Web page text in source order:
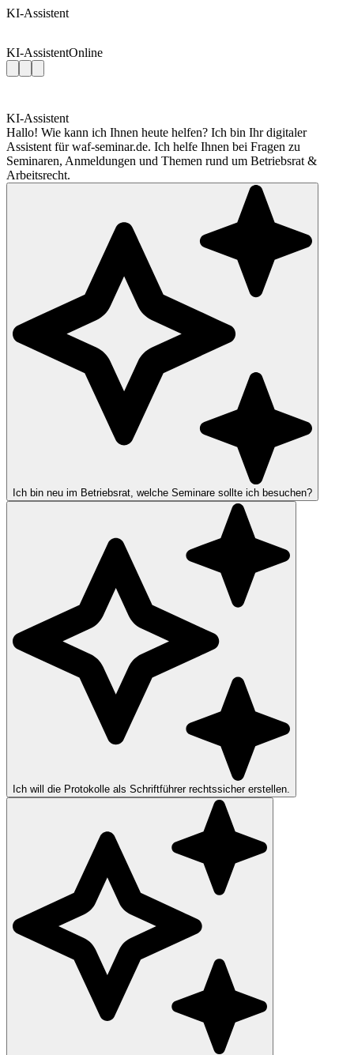
KI-Assistent
KI-AssistentOnline
KI-Assistent
Hallo! Wie kann ich Ihnen heute helfen? Ich bin Ihr digitaler
Assistent für waf-seminar.de. Ich helfe Ihnen bei Fragen zu
Seminaren, Anmeldungen und Themen rund um Betriebsrat &
Arbeitsrecht.
Ich bin neu im Betriebsrat, welche Seminare sollte ich besuchen?
Ich will die Protokolle als Schriftführer rechtssicher erstellen.